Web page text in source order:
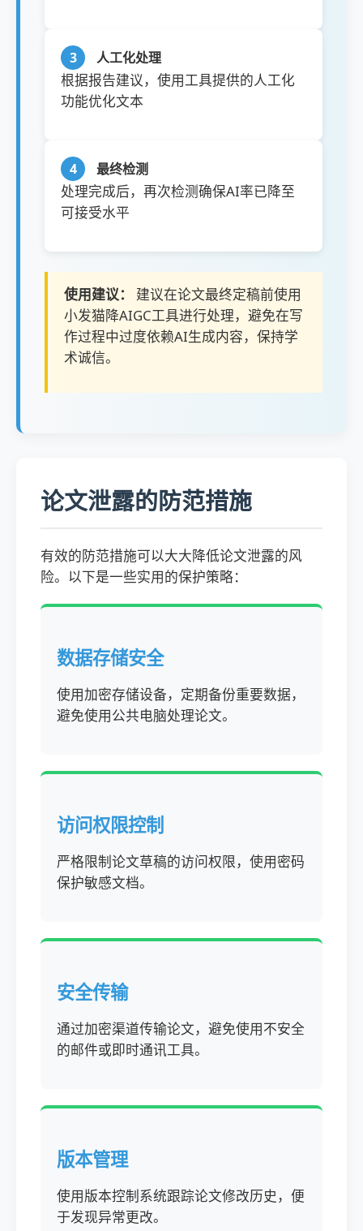
3 人工化处理
根据报告建议，使用工具提供的人工化
功能优化文本
4 最终检测
处理完成后，再次检测确保AI率已降至
可接受水平
使用建议：
建议在论文最终定稿前使用
小发猫降AIGC工具进行处理，避免在写
作过程中过度依赖AI生成内容，保持学
术诚信。
论文泄露的防范措施
有效的防范措施可以大大降低论文泄露的风
险。以下是一些实用的保护策略：
数据存储安全
使用加密存储设备，定期备份重要数据，
避免使用公共电脑处理论文。
访问权限控制
严格限制论文草稿的访问权限，使用密码
保护敏感文档。
安全传输
通过加密渠道传输论文，避免使用不安全
的邮件或即时通讯工具。
版本管理
使用版本控制系统跟踪论文修改历史，便
于发现异常更改。